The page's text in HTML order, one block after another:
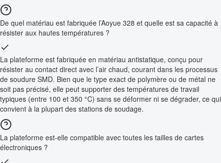
De quel matériau est fabriquée l’Aoyue 328 et quelle est sa capacité à
résister aux hautes températures ?
La plateforme est fabriquée en matériau antistatique, conçu pour
résister au contact direct avec l’air chaud, courant dans les processus
de soudure SMD. Bien que le type exact de polymère ou de métal ne
soit pas précisé, elle peut supporter des températures de travail
typiques (entre 100 et 350 °C) sans se déformer ni se dégrader, ce qui
convient à la plupart des stations de soudage.
La plateforme est-elle compatible avec toutes les tailles de cartes
électroniques ?